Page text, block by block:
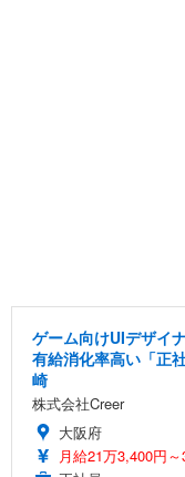
ゲーム向けUIデザイ
有給消化率高い「正
崎
株式会社Creer
大阪府
月給21万3,400円